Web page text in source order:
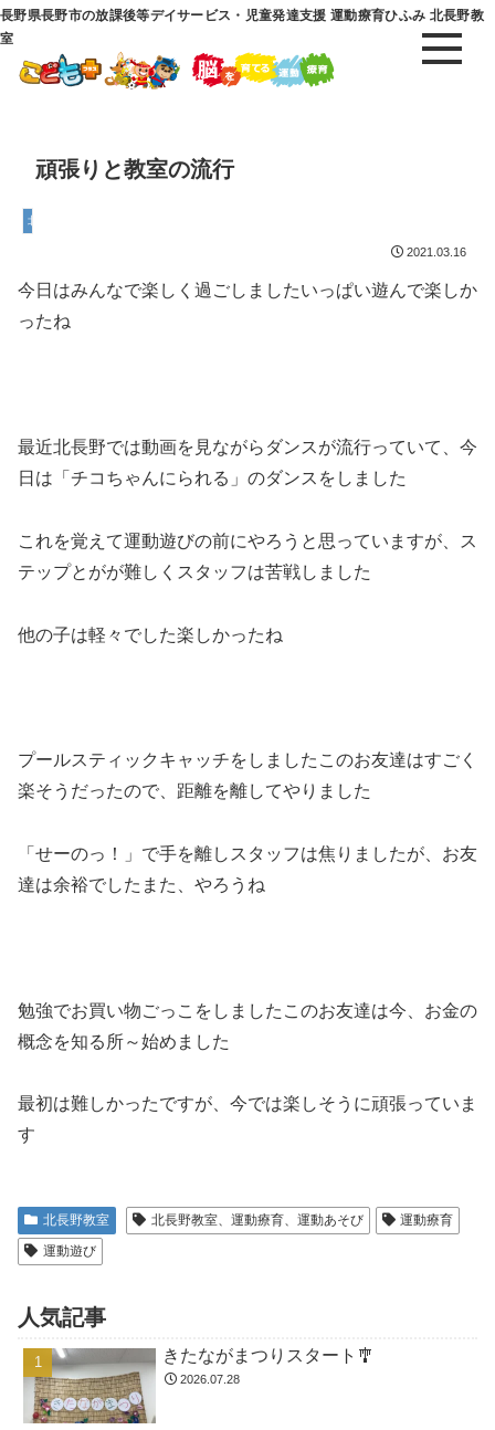
長野県長野市の放課後等デイサービス・児童発達支援 運動療育ひふみ 北長野教
室
頑張りと教室の流行
北長野教室
2021.03.16
今日はみんなで楽しく過ごしましたいっぱい遊んで楽しか
ったね
最近北長野では動画を見ながらダンスが流行っていて、今
日は「チコちゃんにられる」のダンスをしました
これを覚えて運動遊びの前にやろうと思っていますが、ス
テップとがが難しくスタッフは苦戦しました
他の子は軽々でした楽しかったね
プールスティックキャッチをしましたこのお友達はすごく
楽そうだったので、距離を離してやりました
「せーのっ！」で手を離しスタッフは焦りましたが、お友
達は余裕でしたまた、やろうね
勉強でお買い物ごっこをしましたこのお友達は今、お金の
概念を知る所～始めました
最初は難しかったですが、今では楽しそうに頑張っていま
す
北長野教室 北長野教室、運動療育、運動あそび
運動療育
運動遊び
人気記事
きたながまつりスタート🎐
2026.07.28